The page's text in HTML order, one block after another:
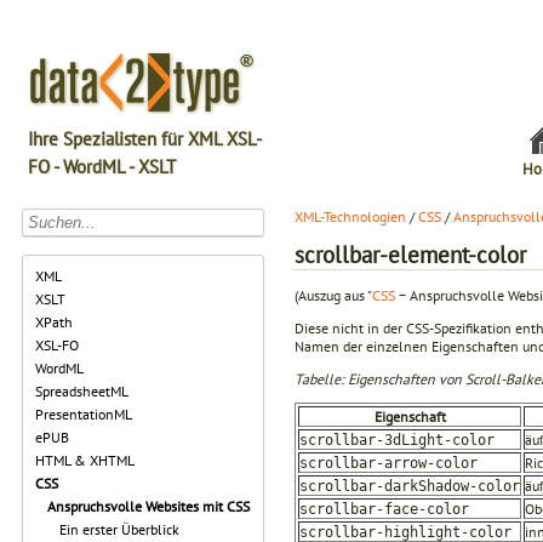
Ihre Spezialisten für XML XSL-
FO - WordML - XSLT
XML
XSLT
XPath
XSL-FO
WordML
SpreadsheetML
PresentationML
ePUB
HTML & XHTML
CSS
Anspruchsvolle Websites mit CSS
Ein erster Überblick
XML-Technologien /CSS /
scrollbar-element-color
(Auszug aus "CSS − Anspruchsvolle
Diese nicht in der CSS-Spezifikation
Namen der einzelnen Eigenschaften
Tabelle: Eigenschaften von Scroll-
Eigenschaft
scrollbar-3dLight-color
scrollbar-arrow-color
scrollbar-darkShadow-color
scrollbar-face-color
scrollbar-highlight-color